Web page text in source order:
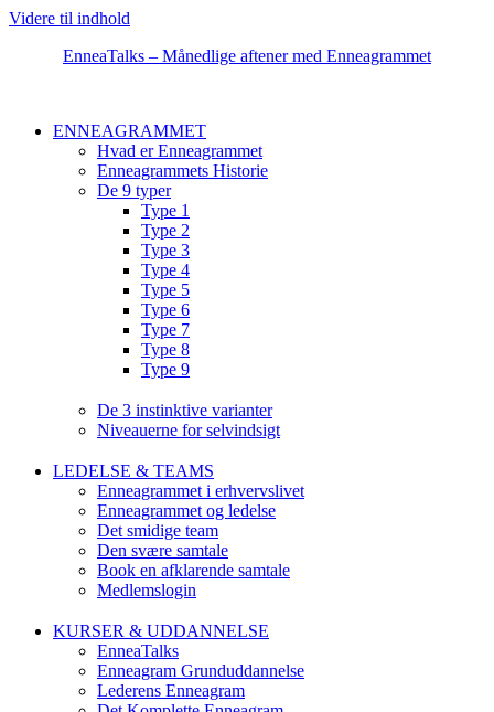
Videre til indhold
EnneaTalks – Månedlige aftener med Enneagrammet
ENNEAGRAMMET
Hvad er Enneagrammet
Enneagrammets Historie
De 9 typer
Type 1
Type 2
Type 3
Type 4
Type 5
Type 6
Type 7
Type 8
Type 9
De 3 instinktive varianter
Niveauerne for selvindsigt
LEDELSE & TEAMS
Enneagrammet i erhvervslivet
Enneagrammet og ledelse
Det smidige team
Den svære samtale
Book en afklarende samtale
Medlemslogin
KURSER & UDDANNELSE
EnneaTalks
Enneagram Grunduddannelse
Lederens Enneagram